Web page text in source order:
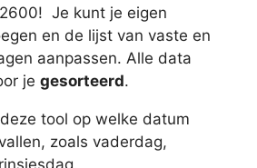
Je kunt je eigen
en de lijst van vaste en
aanpassen. Alle data
je gesorteerd.
tool op welke datum
zoals vaderdag,